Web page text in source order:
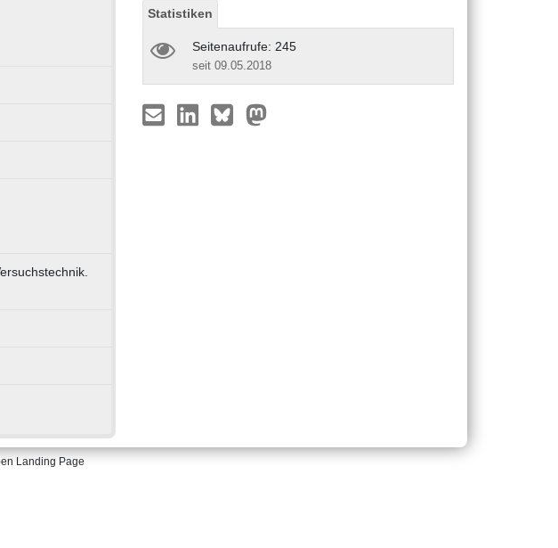
Statistiken
Seitenaufrufe: 245
seit 09.05.2018
Landing Page